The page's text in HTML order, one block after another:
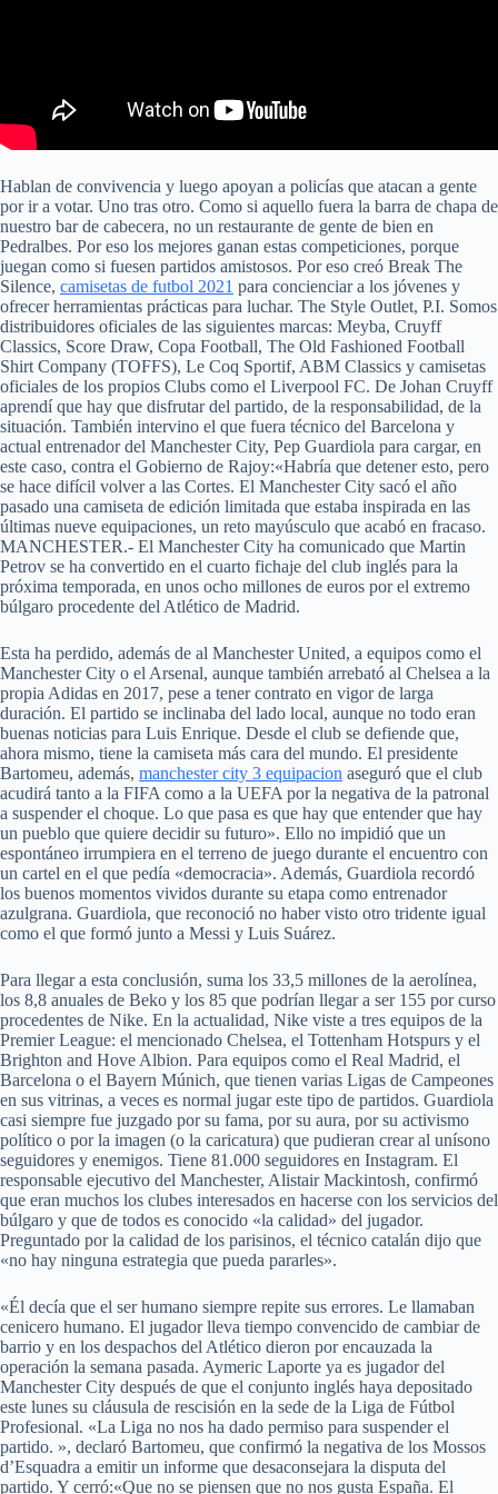
Hablan de convivencia y luego apoyan a policías que atacan a gente
por ir a votar. Uno tras otro. Como si aquello fuera la barra de chapa de
nuestro bar de cabecera, no un restaurante de gente de bien en
Pedralbes. Por eso los mejores ganan estas competiciones, porque
juegan como si fuesen partidos amistosos. Por eso creó Break The
Silence, camisetas de futbol 2021 para concienciar a los jóvenes y
ofrecer herramientas prácticas para luchar. The Style Outlet, P.I. Somos
distribuidores oficiales de las siguientes marcas: Meyba, Cruyff
Classics, Score Draw, Copa Football, The Old Fashioned Football
Shirt Company (TOFFS), Le Coq Sportif, ABM Classics y camisetas
oficiales de los propios Clubs como el Liverpool FC. De Johan Cruyff
aprendí que hay que disfrutar del partido, de la responsabilidad, de la
situación. También intervino el que fuera técnico del Barcelona y
actual entrenador del Manchester City, Pep Guardiola para cargar, en
este caso, contra el Gobierno de Rajoy:«Habría que detener esto, pero
se hace difícil volver a las Cortes. El Manchester City sacó el año
pasado una camiseta de edición limitada que estaba inspirada en las
últimas nueve equipaciones, un reto mayúsculo que acabó en fracaso.
MANCHESTER.- El Manchester City ha comunicado que Martin
Petrov se ha convertido en el cuarto fichaje del club inglés para la
próxima temporada, en unos ocho millones de euros por el extremo
búlgaro procedente del Atlético de Madrid.
Esta ha perdido, además de al Manchester United, a equipos como el
Manchester City o el Arsenal, aunque también arrebató al Chelsea a la
propia Adidas en 2017, pese a tener contrato en vigor de larga
duración. El partido se inclinaba del lado local, aunque no todo eran
buenas noticias para Luis Enrique. Desde el club se defiende que,
ahora mismo, tiene la camiseta más cara del mundo. El presidente
Bartomeu, además, manchester city 3 equipacion aseguró que el club
acudirá tanto a la FIFA como a la UEFA por la negativa de la patronal
a suspender el choque. Lo que pasa es que hay que entender que hay
un pueblo que quiere decidir su futuro». Ello no impidió que un
espontáneo irrumpiera en el terreno de juego durante el encuentro con
un cartel en el que pedía «democracia». Además, Guardiola recordó
los buenos momentos vividos durante su etapa como entrenador
azulgrana. Guardiola, que reconoció no haber visto otro tridente igual
como el que formó junto a Messi y Luis Suárez.
Para llegar a esta conclusión, suma los 33,5 millones de la aerolínea,
los 8,8 anuales de Beko y los 85 que podrían llegar a ser 155 por curso
procedentes de Nike. En la actualidad, Nike viste a tres equipos de la
Premier League: el mencionado Chelsea, el Tottenham Hotspurs y el
Brighton and Hove Albion. Para equipos como el Real Madrid, el
Barcelona o el Bayern Múnich, que tienen varias Ligas de Campeones
en sus vitrinas, a veces es normal jugar este tipo de partidos. Guardiola
casi siempre fue juzgado por su fama, por su aura, por su activismo
político o por la imagen (o la caricatura) que pudieran crear al unísono
seguidores y enemigos. Tiene 81.000 seguidores en Instagram. El
responsable ejecutivo del Manchester, Alistair Mackintosh, confirmó
que eran muchos los clubes interesados en hacerse con los servicios del
búlgaro y que de todos es conocido «la calidad» del jugador.
Preguntado por la calidad de los parisinos, el técnico catalán dijo que
«no hay ninguna estrategia que pueda pararles».
«Él decía que el ser humano siempre repite sus errores. Le llamaban
cenicero humano. El jugador lleva tiempo convencido de cambiar de
barrio y en los despachos del Atlético dieron por encauzada la
operación la semana pasada. Aymeric Laporte ya es jugador del
Manchester City después de que el conjunto inglés haya depositado
este lunes su cláusula de rescisión en la sede de la Liga de Fútbol
Profesional. «La Liga no nos ha dado permiso para suspender el
partido. », declaró Bartomeu, que confirmó la negativa de los Mossos
d’Esquadra a emitir un informe que desaconsejara la disputa del
partido. Y cerró:«Que no se piensen que no nos gusta España. El